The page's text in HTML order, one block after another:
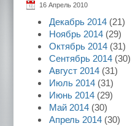
16 Апрель 2010
Декабрь 2014 (21)
Ноябрь 2014 (29)
Октябрь 2014 (31)
Сентябрь 2014 (30)
Август 2014 (31)
Июль 2014 (31)
Июнь 2014 (29)
Май 2014 (30)
Апрель 2014 (30)